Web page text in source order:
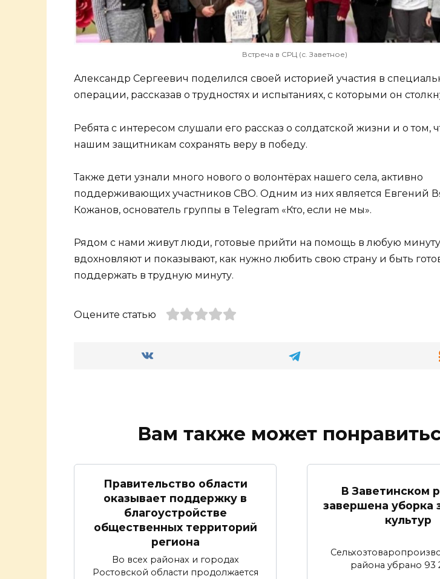
Встреча в СРЦ (с. Заветное)
Александр Сергеевич поделился своей историей участия в
операции, рассказав о трудностях и испытаниях, с которыми он
Ребята с интересом слушали его рассказ о солдатской жизни и о том,
нашим защитникам сохранять веру в победу.
Также дети узнали много нового о волонтёрах нашего села, активно
поддерживающих участников СВО. Одним из них является Евгений
Кожанов, основатель группы в Telegram «Кто, если не мы».
Рядом с нами живут люди, готовые прийти на помощь в любую
вдохновляют и показывают, как нужно любить свою страну и быть
поддержать в трудную минуту.
Оцените статью
Вам также может
Правительство области
оказывает поддержку в
благоустройстве
общественных территорий
региона
Во всех районах и городах
Ростовской области продолжается
В Заветинском
завершена уборка
культур
района убрано 93